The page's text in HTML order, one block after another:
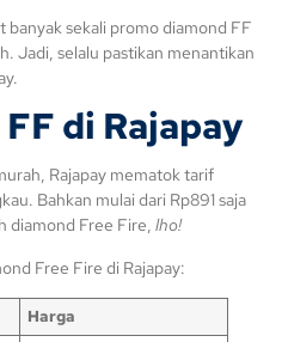
banyak sekali promo diamond FF
Jadi, selalu pastikan menantikan
di Rajapay
Rajapay mematok tarif
Bahkan mulai dari Rp891 saja
diamond Free Fire, lho!
Free Fire di Rajapay:
Harga